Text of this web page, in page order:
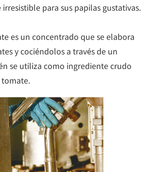
para sus papilas gustativas.
es un concentrado que se elabora
y cociéndolos a través de un
se utiliza como ingrediente crudo
tomate.